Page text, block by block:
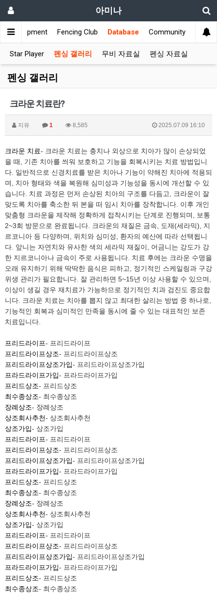
아미나
Equipment Fencing Club Database Community
Star Player 펜싱 갤러리 무비 자료실 펜싱 자료실
펜싱 갤러리
크라운 치료란?
지유 1 8,585 2025.07.09 16:10
크라운 치료- 크라운 치료는 충치나 외상으로 치아가 많이 손상되었
을 때, 기존 치아를 씌워 보호하고 기능을 회복시키는 치료 방법입니
다. 일반적으로 신경치료를 받은 치아나 기능이 약해진 치아에 적용되
며, 치아 형태와 색을 복원해 심미성과 기능성을 동시에 개선할 수 있
습니다. 치료 과정은 먼저 손상된 치아의 구조를 다듬고, 크라운이 잘
맞도록 치아를 축소한 뒤 본을 떠 임시 치아를 장착합니다. 이후 개인
맞춤형 크라운을 제작해 정확하게 접착시키는 단계로 진행되며, 보통
2~3회 방문으로 완료됩니다. 크라운의 재질은 금속, 도재(세라믹), 지
르코니아 등 다양하며, 위치와 심미성, 환자의 예산에 따라 선택됩니
다. 앞니는 자연치와 유사한 색의 세라믹 재질이, 어금니는 강도가 강
한 지르코니아나 금속이 주로 사용됩니다. 치료 후에는 크라운 수명을
오래 유지하기 위해 딱딱한 음식은 피하고, 정기적인 스케일링과 구강
위생 관리가 필요합니다. 잘 관리하면 5~15년 이상 사용할 수 있으며,
이상이 생길 경우 재치료가 가능하므로 정기적인 치과 검진도 중요합
니다. 크라운 치료는 치아를 뽑지 않고 최대한 살리는 방법 중 하나로,
기능적인 회복과 심미적인 만족을 동시에 줄 수 있는 대표적인 보존
치료입니다.
프리드라이프- 프리드라이프
프리드라이프상조- 프리드라이프상조
프리드라이프상조가입- 프리드라이프상조가입
프라드라이프가입- 프라드라이프가입
프리드상조- 프리드상조
최수종상조- 최수종상조
장례상조- 장례상조
상조회사추천- 상조회사추천
상조가입- 상조가입
프리드라이프- 프리드라이프
프리드라이프상조- 프리드라이프상조
프리드라이프상조가입- 프리드라이프상조가입
프라드라이프가입- 프라드라이프가입
프리드상조- 프리드상조
최수종상조- 최수종상조
장례상조- 장례상조
상조회사추천- 상조회사추천
상조가입- 상조가입
프리드라이프- 프리드라이프
프리드라이프상조- 프리드라이프상조
프리드라이프상조가입- 프리드라이프상조가입
프라드라이프가입- 프라드라이프가입
프리드상조- 프리드상조
최수종상조- 최수종상조